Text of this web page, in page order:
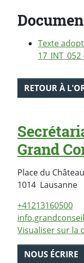
Texte
RETOUR À
Grand
Place du
1014 Lausanne
+41213160500
Visualiser sur la
NOUS ÉCRIRE